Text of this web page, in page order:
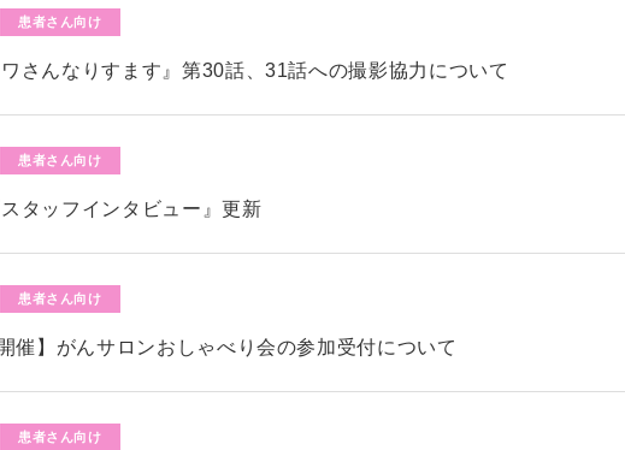
患者さん向け
ワさんなりすます』第30話、31話への撮影協力について
患者さん向け
タッフインタビュー』更新
患者さん向け
催】がんサロンおしゃべり会の参加受付について
患者さん向け